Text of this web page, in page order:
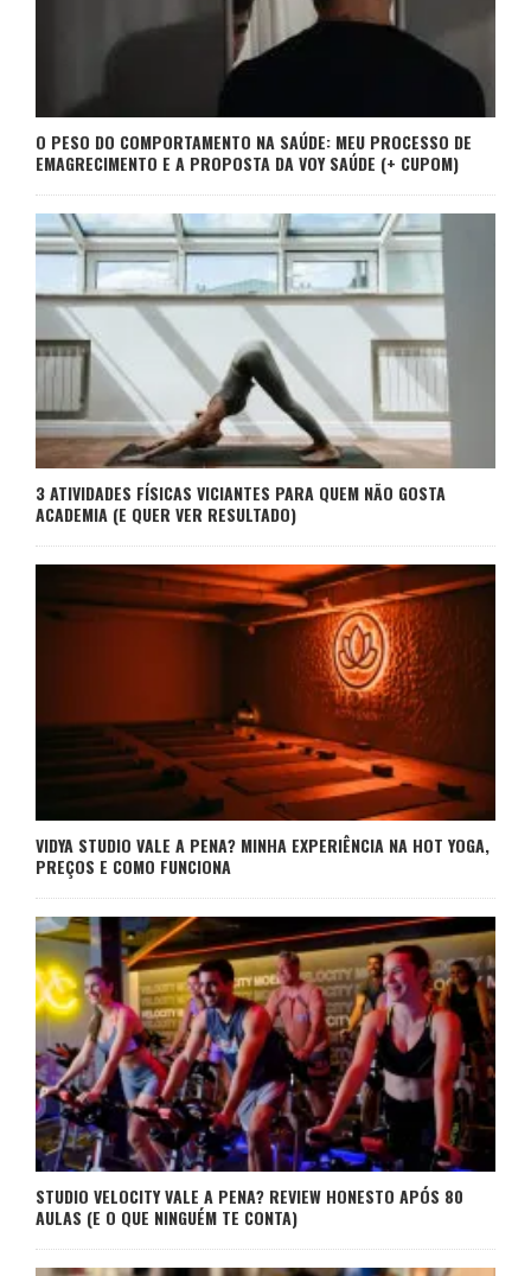
O PESO DO COMPORTAMENTO NA SAÚDE: MEU PROCESSO DE
EMAGRECIMENTO E A PROPOSTA DA VOY SAÚDE (+ CUPOM)
3 ATIVIDADES FÍSICAS VICIANTES PARA QUEM NÃO GOSTA
ACADEMIA (E QUER VER RESULTADO)
VIDYA STUDIO VALE A PENA? MINHA EXPERIÊNCIA NA HOT YOGA,
PREÇOS E COMO FUNCIONA
STUDIO VELOCITY VALE A PENA? REVIEW HONESTO APÓS 80
AULAS (E O QUE NINGUÉM TE CONTA)